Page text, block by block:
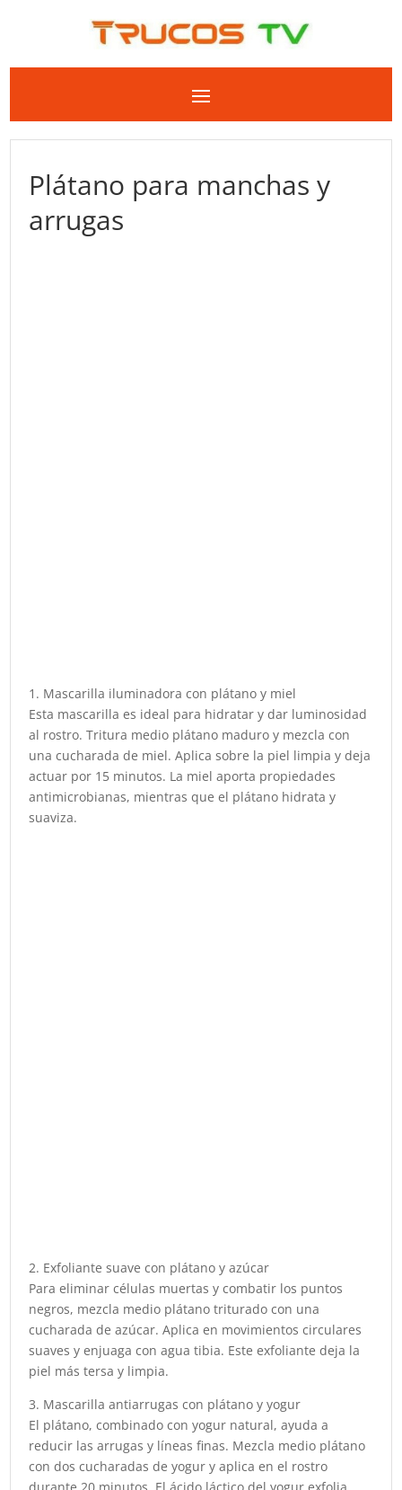
Plátano para manchas y
arrugas
1. Mascarilla iluminadora con plátano y miel
Esta mascarilla es ideal para hidratar y dar luminosidad
al rostro. Tritura medio plátano maduro y mezcla con
una cucharada de miel. Aplica sobre la piel limpia y deja
actuar por 15 minutos. La miel aporta propiedades
antimicrobianas, mientras que el plátano hidrata y
suaviza.
2. Exfoliante suave con plátano y azúcar
Para eliminar células muertas y combatir los puntos
negros, mezcla medio plátano triturado con una
cucharada de azúcar. Aplica en movimientos circulares
suaves y enjuaga con agua tibia. Este exfoliante deja la
piel más tersa y limpia.
3. Mascarilla antiarrugas con plátano y yogur
El plátano, combinado con yogur natural, ayuda a
reducir las arrugas y líneas finas. Mezcla medio plátano
con dos cucharadas de yogur y aplica en el rostro